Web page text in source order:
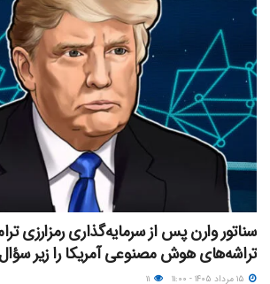
سناتور وارن پس از سرمایه‌گذاری رمزارزی
تراشه‌های هوش مصنوعی آمریکا را زیر